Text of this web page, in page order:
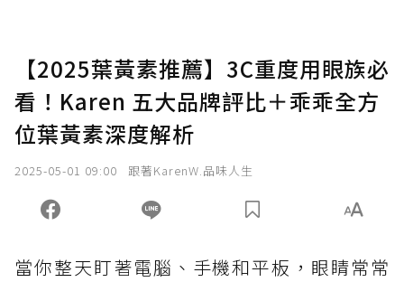
【2025葉黃素推薦】3C重度用眼族必
看！Karen 五大品牌評比＋乖乖全方
位葉黃素深度解析
2025-05-01 09:00 跟著KarenW.品味人生
當你整天盯著電腦、手機和平板，眼睛常常